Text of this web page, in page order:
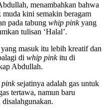
menambahkan bahwa
kini semakin beragam
pada tabung whip pinkyang
tulisan ‘Halal’.
masuk itu lebih kreatif dan
di whip pinkitu di
Abdullah.
sejatinya adalah gas untuk
tertawa, namun baru